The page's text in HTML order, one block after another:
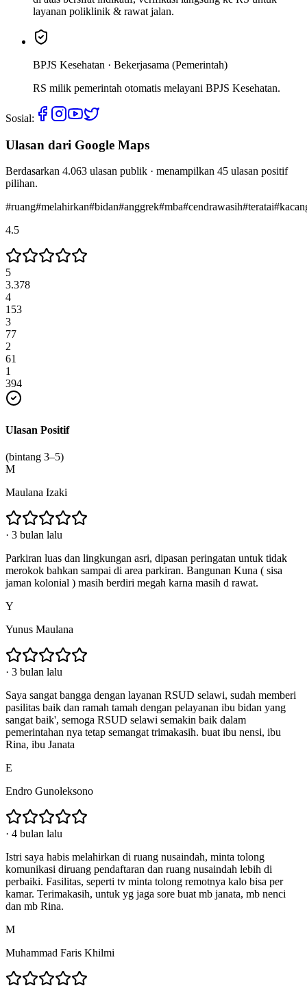
layanan poliklinik & rawat jalan.
BPJS Kesehatan · Bekerjasama (Pemerintah)
RS milik pemerintah otomatis melayani BPJS Kesehatan.
Sosial:
Ulasan dari Google Maps
Berdasarkan 4.063 ulasan publik · menampilkan 45 ulasan positif
pilihan.
#ruang#melahirkan#bidan#anggrek#mba#cendrawasih#teratai#
4.5
5
3.378
4
153
3
77
2
61
1
394
Ulasan Positif
(bintang 3–5)
M
Maulana Izaki
· 3 bulan lalu
Parkiran luas dan lingkungan asri, dipasan peringatan untuk tidak
merokok bahkan sampai di area parkiran. Bangunan Kuna ( sisa
jaman kolonial ) masih berdiri megah karna masih d rawat.
Y
Yunus Maulana
· 3 bulan lalu
Saya sangat bangga dengan layanan RSUD selawi, sudah memberi
pasilitas baik dan ramah tamah dengan pelayanan ibu bidan yang
sangat baik', semoga RSUD selawi semakin baik dalam
pemerintahan nya tetap semangat trimakasih. buat ibu nensi, ibu
Rina, ibu Janata
E
Endro Gunoleksono
· 4 bulan lalu
Istri saya habis melahirkan di ruang nusaindah, minta tolong
komunikasi diruang pendaftaran dan ruang nusaindah lebih di
perbaiki. Fasilitas, seperti tv minta tolong remotnya kalo bisa per
kamar. Terimakasih, untuk yg jaga sore buat mb janata, mb nenci
dan mb Rina.
M
Muhammad Faris Khilmi